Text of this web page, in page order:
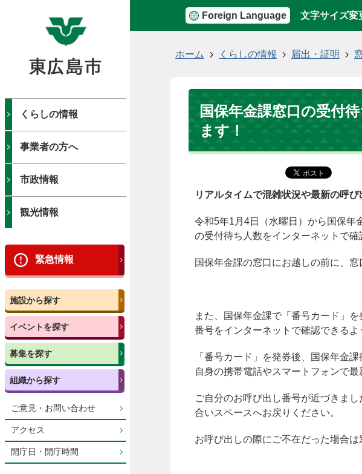
Foreign Language 文字サイズ変
くらしの情報
事業者の方へ
市政情報
観光情報
緊急情報
施設から探す
イベントを探す
募集を探す
組織から探す
ご意見・お問い合わせ
アクセス
開庁日・開庁時間
ホーム くらしの情報 届出・証明
国保年金課窓口の受付
ます！
リアルタイムで混雑状況や最新の呼
令和5年1月4日（水曜日）から国保年
の受付待ち人数をインターネットで確
国保年金課の窓口にお越しの前に、
また、国保年金課で「番号カード」
番号をインターネットで確認できるよ
「番号カード」を発券後、国保年金
自身の携帯電話やスマートフォンで
ご自分のお呼び出し番号が近づきま
合いスペースへお戻りください。
お呼び出しの際にご不在だった場合は